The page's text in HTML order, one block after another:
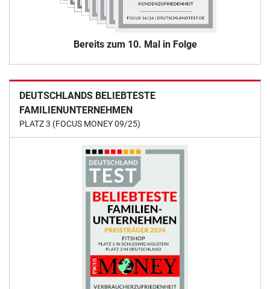
Bereits zum 10. Mal in Folge
DEUTSCHLANDS BELIEBTESTE
FAMILIENUNTERNEHMEN
PLATZ 3 (FOCUS MONEY 09/25)